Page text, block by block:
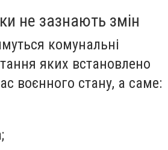
не зазнають змін
комунальні
яких встановлено
воєнного стану, а саме: